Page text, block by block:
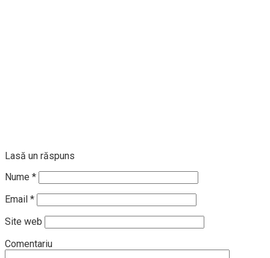
Lasă un răspuns
Nume *
Email *
Site web
Comentariu